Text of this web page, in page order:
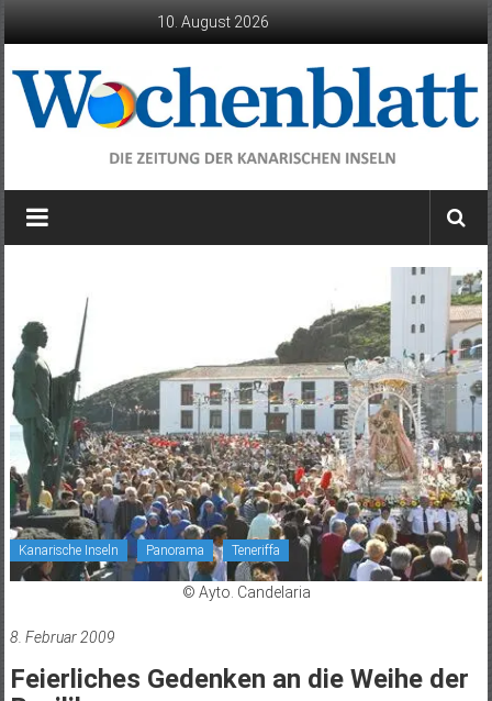
10. August 2026
Wochenblatt
die
Kanarischen
Inseln
Kanarische Inseln Panorama Teneriffa
© Ayto. Candelaria
8. Februar 2009
Feierliches Gedenken an die Weihe der